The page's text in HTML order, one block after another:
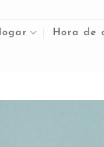
Hora de